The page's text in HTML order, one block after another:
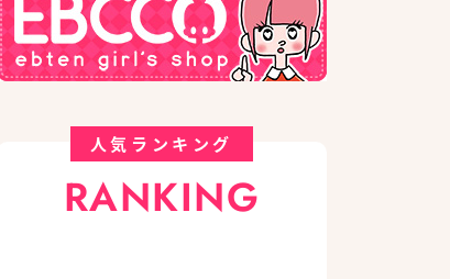
人気ランキング
RANKING